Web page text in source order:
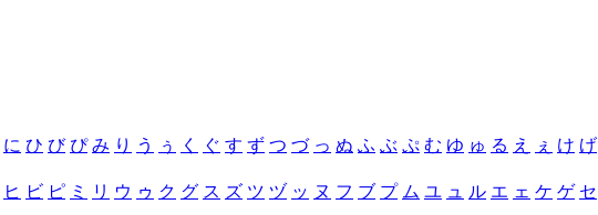
に ひ び ぴ み り う ぅ く ぐ す ず つ づ っ ぬ ふ ぶ ぷ む ゆ ゅ る え ぇ け げ
ヒ ビ ピ ミ リ ウ ゥ ク グ ス ズ ツ ヅ ッ ヌ フ ブ プ ム ユ ュ ル エ ェ ケ ゲ セ